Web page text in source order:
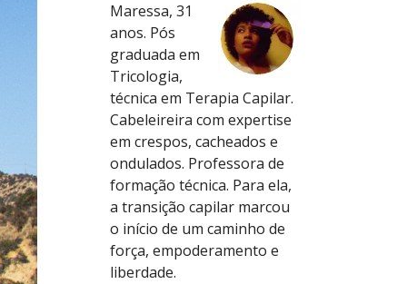
Maressa, 31
anos. Pós
graduada em
Tricologia,
técnica em Terapia Capilar.
Cabeleireira com expertise
em crespos, cacheados e
ondulados. Professora de
formação técnica. Para ela,
a transição capilar marcou
o início de um caminho de
força, empoderamento e
liberdade.